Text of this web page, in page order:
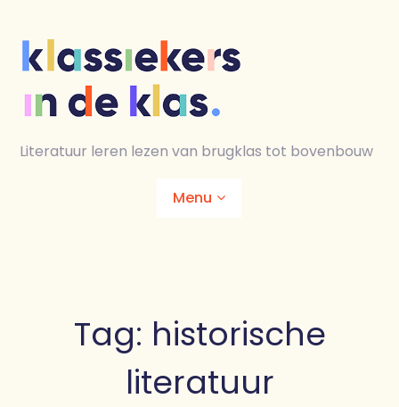
content
Literatuur leren lezen van brugklas tot bovenbouw
Menu
Lesmaterialen
Tag: historische
literatuur